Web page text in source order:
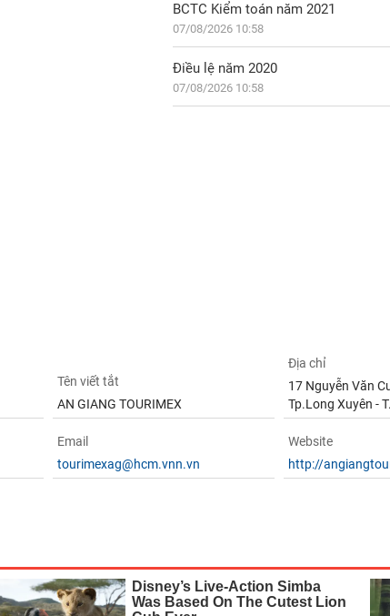
BCTC Kiểm toán năm 2021
07/08/2026 10:58
Điều lệ năm 2020
07/08/2026 10:58
Tên viết tắt
AN GIANG TOURIMEX
Địa chỉ
17 Nguyễn Văn
Tp.Long Xuyên -
Email
tourimexag@hcm.vnn.vn
Website
http://